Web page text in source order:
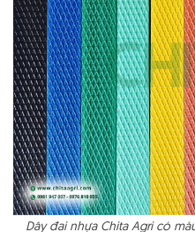
Dây đai nhựa Chita Agri có